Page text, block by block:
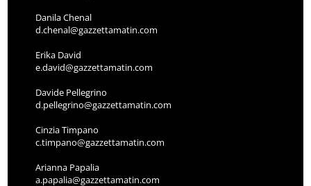
Danila Chenal
d.chenal@gazzettamatin.com
Erika David
e.david@gazzettamatin.com
Davide Pellegrino
d.pellegrino@gazzettamatin.com
Cinzia Timpano
c.timpano@gazzettamatin.com
Arianna Papalia
a.papalia@gazzettamatin.com